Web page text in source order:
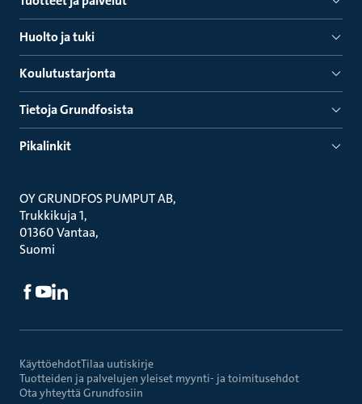
Huolto ja tuki
Koulutustarjonta
Tietoja Grundfosista
Pikalinkit
OY GRUNDFOS PUMPUT AB
Trukkikuja 1
01360 Vantaa
Suomi
KäyttöehdotTilaa uutiskirje
Tuotteiden ja palvelujen yleiset myynti- ja toimitusehdot
Ota yhteyttä Grundfosiin